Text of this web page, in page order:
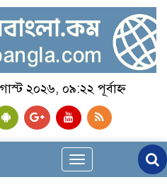
২০২৬, ০৯:২২ পূর্বাহ্ন
Toggle
navigation